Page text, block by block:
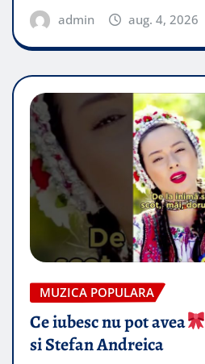
admin aug. 4, 2026
MUZICA POPULARA
Ce iubesc nu pot avea
si Stefan Andreica